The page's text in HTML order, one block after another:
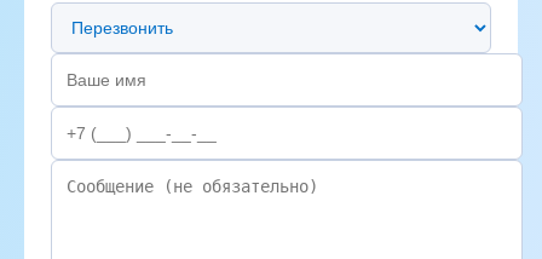
Предпочтительный способ связи